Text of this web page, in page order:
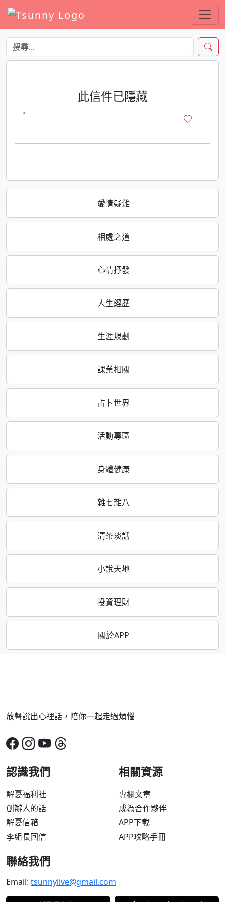
愛情疑難
相處之道
心情抒發
人生經歷
生涯規劃
課業相關
占卜世界
活動專區
身體健康
雜七雜八
清茶淡話
小說天地
投資理財
關於APP
此信件已隱藏
·
放聲說出心裡話，陪你一起走過煩惱
認識我們
解憂福利社
創辦人的話
解憂信箱
李組長回信
相關資源
專欄文章
成為合作夥伴
APP下載
APP攻略手冊
聯絡我們
Email: tsunnylive@gmail.com